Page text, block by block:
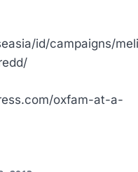
id/campaigns/
oxfam-at-a-